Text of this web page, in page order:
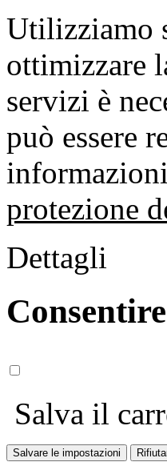
Utilizziamo
ottimizzare
servizi è
può essere
protezione
Dettagli
Salva il
Salvare le impostazioni